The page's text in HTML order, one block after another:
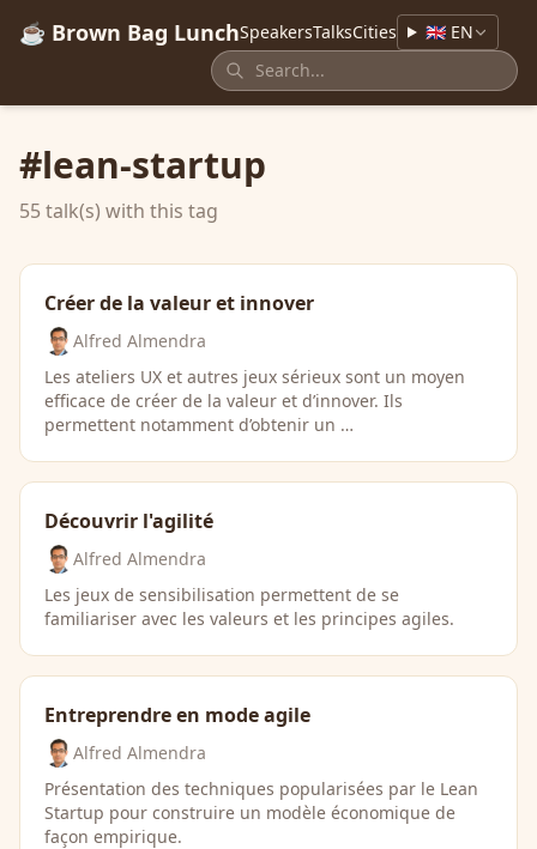
☕ Brown Bag LunchSpeakersTalksCities 🇬🇧 EN
#lean-startup
55 talk(s) with this tag
Créer de la valeur et innover
Alfred Almendra
Les ateliers UX et autres jeux sérieux sont un moyen
efficace de créer de la valeur et d’innover. Ils
permettent notamment d’obtenir un …
Découvrir l'agilité
Alfred Almendra
Les jeux de sensibilisation permettent de se
familiariser avec les valeurs et les principes agiles.
Entreprendre en mode agile
Alfred Almendra
Présentation des techniques popularisées par le Lean
Startup pour construire un modèle économique de
façon empirique.